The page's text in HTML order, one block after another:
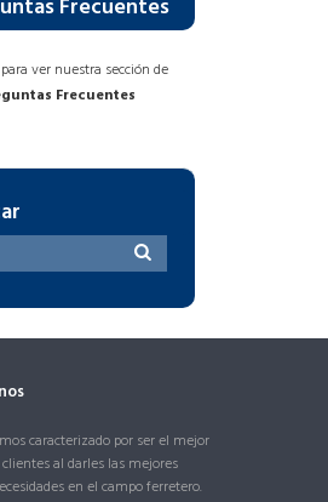
Frecuentes
ver nuestra sección de
Frecuentes
caracterizado por ser el mejor
al darles las mejores
en el campo ferretero.